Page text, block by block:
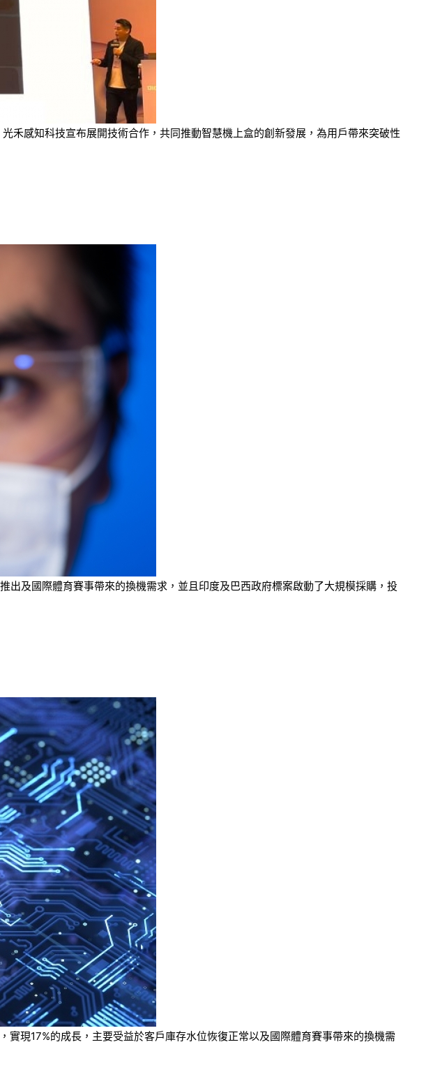
感知科技宣布展開技術合作，共同推動智慧機上盒的創新發展，為用戶帶來突破性
及國際體育賽事帶來的換機需求，並且印度及巴西政府標案啟動了大規模採購，投
17%的成長，主要受益於客戶庫存水位恢復正常以及國際體育賽事帶來的換機需